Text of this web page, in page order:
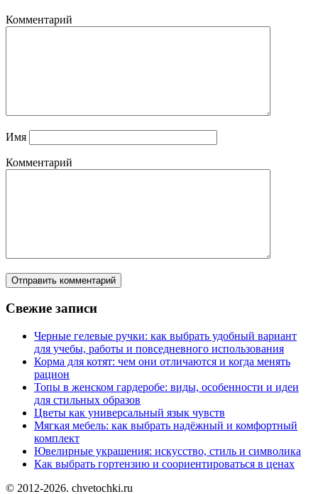
Комментарий
Имя
Комментарий
Свежие записи
Черные гелевые ручки: как выбрать удобный вариант
для учебы, работы и повседневного использования
Корма для котят: чем они отличаются и когда менять
рацион
Топы в женском гардеробе: виды, особенности и идеи
для стильных образов
Цветы как универсальный язык чувств
Мягкая мебель: как выбрать надёжный и комфортный
комплект
Ювелирные украшения: искусство, стиль и символика
Как выбрать гортензию и соориентироваться в ценах
© 2012-2026. chvetochki.ru